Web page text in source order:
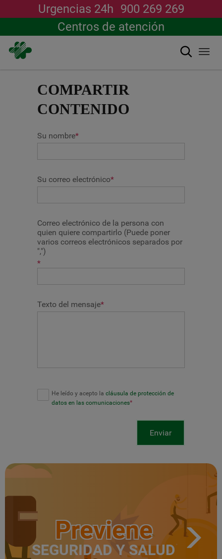
Urgencias 24h 900 269 269
Centros de atención
Buscar
COMPARTIR
CONTENIDO
Su nombre*
Su correo electrónico*
Correo electrónico de la persona con
quien quiere compartirlo (Puede poner
varios correos electrónicos separados por
",")
*
Texto del mensaje*
He leído y acepto la cláusula de protección de
datos en las comunicaciones*
Enviar
Previene
SEGURIDAD Y SALUD